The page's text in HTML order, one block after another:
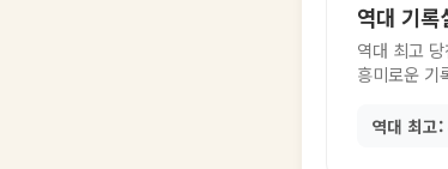
역대 기록
역대 최고
흥미로운 기
역대 최고: